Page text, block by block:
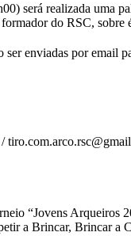
será realizada uma
do RSC, sobre
enviadas por email
“Jovens Arqueiros
a Brincar, Brincar